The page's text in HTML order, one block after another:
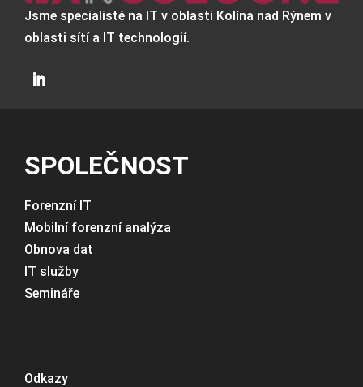
Jsme specialisté na IT v oblasti Kolína nad Rýnem v
oblasti sítí a IT technologií.
SPOLEČNOST
Forenzní IT
Mobilní forenzní analýza
Obnova dat
IT služby
Semináře
Odkazy